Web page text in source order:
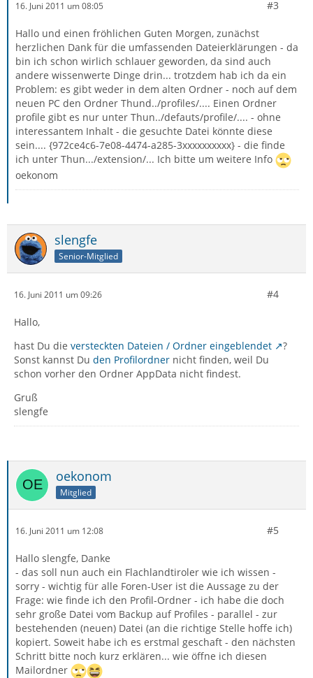
16. Juni 2011 um 08:05 #3
Hallo und einen fröhlichen Guten Morgen, zunächst
herzlichen Dank für die umfassenden Dateierklärungen - da
bin ich schon wirlich schlauer geworden, da sind auch
andere wissenwerte Dinge drin... trotzdem hab ich da ein
Problem: es gibt weder in dem alten Ordner - noch auf dem
neuen PC den Ordner Thund../profiles/.... Einen Ordner
profile gibt es nur unter Thun../defauts/profile/.... - ohne
interessantem Inhalt - die gesuchte Datei könnte diese
sein.... {972ce4c6-7e08-4474-a285-3xxxxxxxxxx} - die finde
ich unter Thun.../extension/... Ich bitte um weitere Info
oekonom
slengfe
Senior-Mitglied
16. Juni 2011 um 09:26 #4
Hallo,
hast Du die versteckten Dateien / Ordner eingeblendet
?
Sonst kannst Du den Profilordner nicht finden, weil Du
schon vorher den Ordner AppData nicht findest.
Gruß
slengfe
oekonom
Mitglied
16. Juni 2011 um 12:08 #5
Hallo slengfe, Danke
- das soll nun auch ein Flachlandtiroler wie ich wissen -
sorry - wichtig für alle Foren-User ist die Aussage zu der
Frage: wie finde ich den Profil-Ordner - ich habe die doch
sehr große Datei vom Backup auf Profiles - parallel - zur
bestehenden (neuen) Datei (an die richtige Stelle hoffe ich)
kopiert. Soweit habe ich es erstmal geschaft - den nächsten
Schritt bitte noch kurz erklären... wie öffne ich diesen
Mailordner